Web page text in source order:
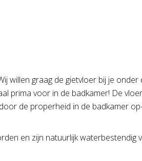
willen graag de gietvloer bij je
prima voor in de badkamer! De
de properheid in de badkamer
en zijn natuurlijk waterbestendig